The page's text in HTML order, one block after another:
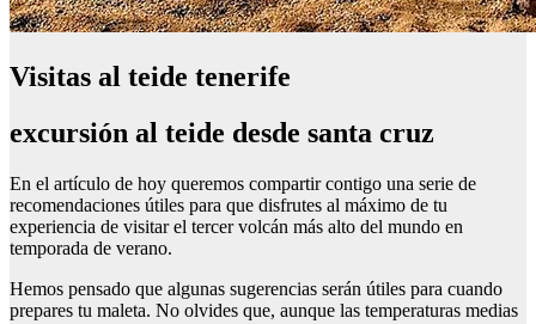
Visitas al teide tenerife
excursión al teide desde santa cruz
En el artículo de hoy queremos compartir contigo una serie de
recomendaciones útiles para que disfrutes al máximo de tu
experiencia de visitar el tercer volcán más alto del mundo en
temporada de verano.
Hemos pensado que algunas sugerencias serán útiles para cuando
prepares tu maleta. No olvides que, aunque las temperaturas medias